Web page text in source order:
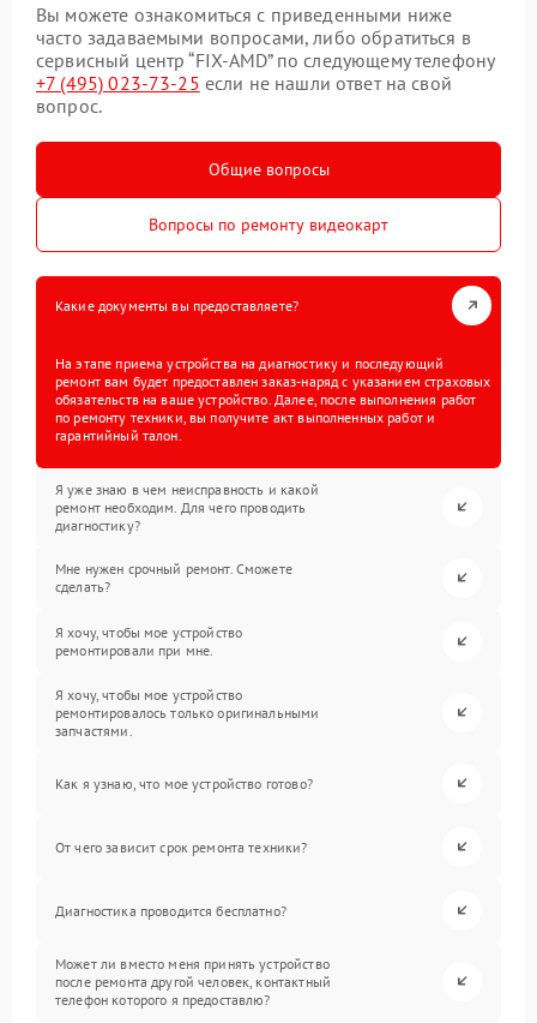
Вы можете ознакомиться с приведенными ниже
часто задаваемыми вопросами, либо обратиться в
сервисный центр “FIX-AMD” по следующему телефону
+7 (495) 023-73-25 если не нашли ответ на свой
вопрос.
Общие вопросы
Вопросы по ремонту видеокарт
Какие документы вы предоставляете?
На этапе приема устройства на диагностику и последующий
ремонт вам будет предоставлен заказ-наряд с указанием страховых
обязательств на ваше устройство. Далее, после выполнения работ
по ремонту техники, вы получите акт выполненных работ и
гарантийный талон.
Я уже знаю в чем неисправность и какой
ремонт необходим. Для чего проводить
диагностику?
Мне нужен срочный ремонт. Сможете
сделать?
Я хочу, чтобы мое устройство
ремонтировали при мне.
Я хочу, чтобы мое устройство
ремонтировалось только оригинальными
запчастями.
Как я узнаю, что мое устройство готово?
От чего зависит срок ремонта техники?
Диагностика проводится бесплатно?
Может ли вместо меня принять устройство
после ремонта другой человек, контактный
телефон которого я предоставлю?